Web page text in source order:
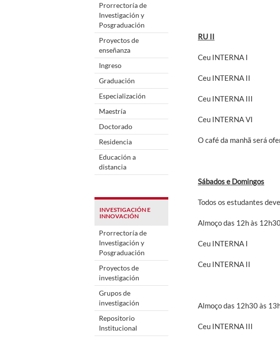
Prorrectoría de
Investigación y
Posgraduación
Proyectos de
enseñanza
Ingreso
Graduación
Especialización
Maestría
Doctorado
Residencia
Educación a
distancia
INVESTIGACIÓN E
INNOVACIÓN
Prorrectoría de
Investigación y
Posgraduación
Proyectos de
investigación
Grupos de
investigación
Repositorio
Institucional
RU II
Ceu INTERNA I
Ceu INTERNA II
Ceu INTERNA III
Ceu INTERNA VI
O café da manhã será
Sábados e Domingos
Todos os estudantes
Almoço das 12h às
Ceu INTERNA I
Ceu INTERNA II
Almoço das 12h30 às
Ceu INTERNA III